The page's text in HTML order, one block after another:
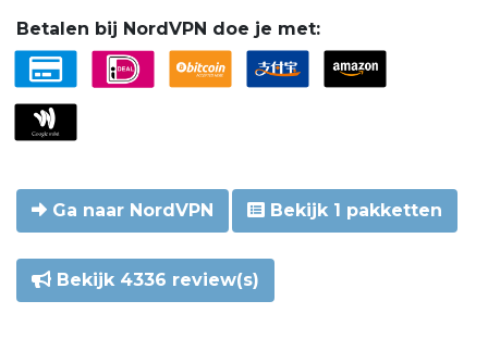
Betalen bij NordVPN doe je met:
Ga naar NordVPN Bekijk 1 pakketten
Bekijk 4336 review(s)